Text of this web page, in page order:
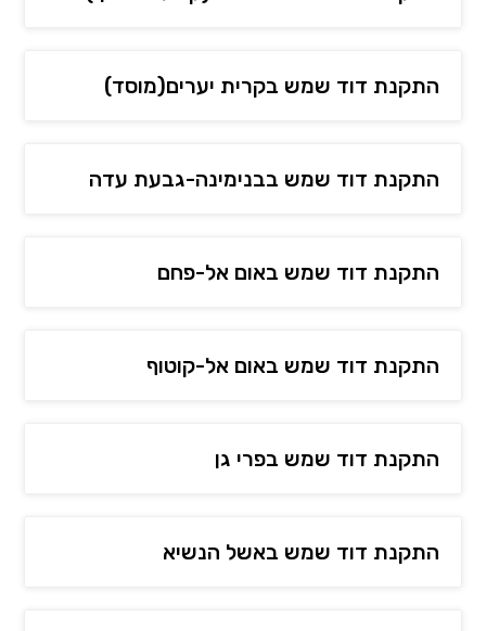
התקנת דוד שמש בקרית יערים(מוסד)
התקנת דוד שמש בבנימינה-גבעת עדה
התקנת דוד שמש באום אל-פחם
התקנת דוד שמש באום אל-קוטוף
התקנת דוד שמש בפרי גן
התקנת דוד שמש באשל הנשיא